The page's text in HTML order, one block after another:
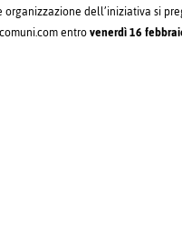
dell’iniziativa si
entrovenerdì 16